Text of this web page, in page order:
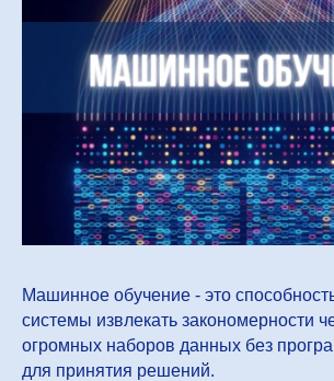
Машинное обучение - это
системы извлекать закономерности
огромных наборов данных без
для принятия решений.